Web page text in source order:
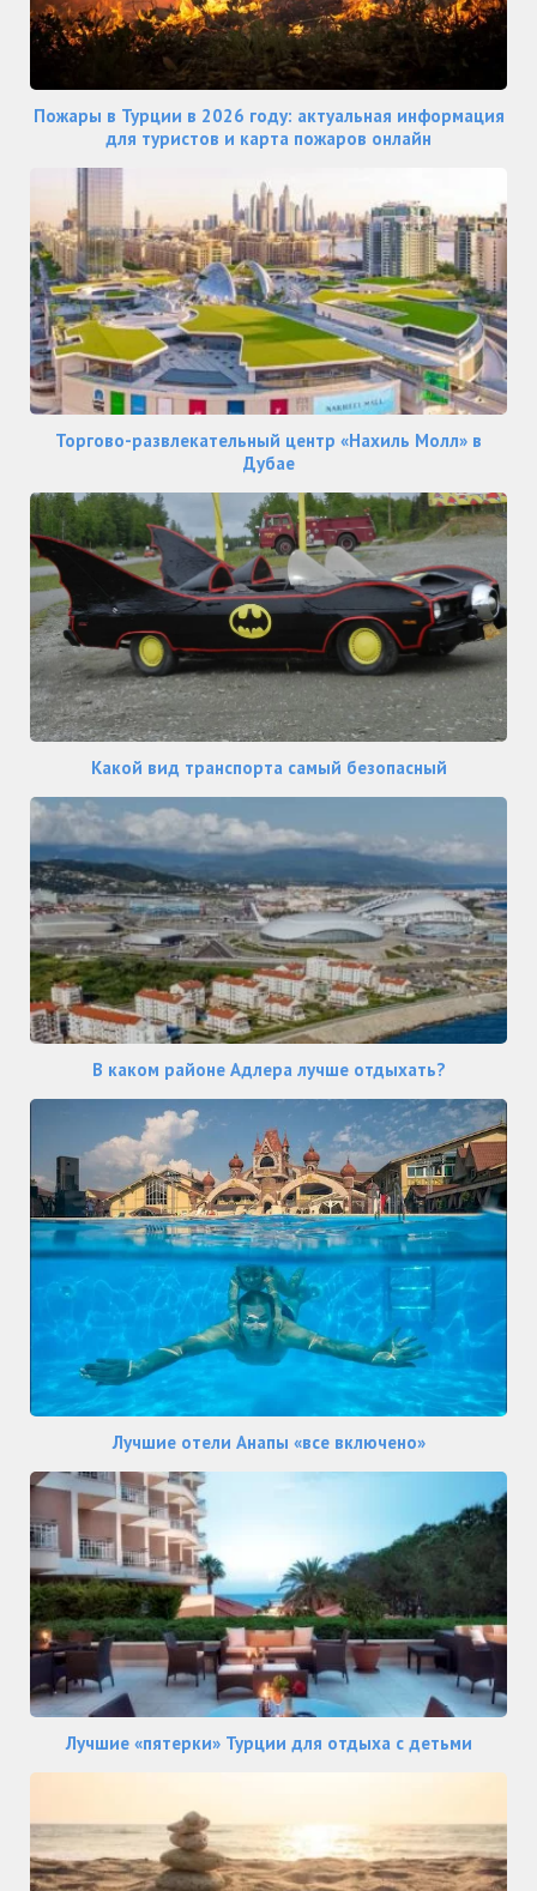
Пожары в Турции в 2026 году: актуальная информация
для туристов и карта пожаров онлайн
Торгово-развлекательный центр «Нахиль Молл» в
Дубае
Какой вид транспорта самый безопасный
В каком районе Адлера лучше отдыхать?
Лучшие отели Анапы «все включено»
Лучшие «пятерки» Турции для отдыха с детьми